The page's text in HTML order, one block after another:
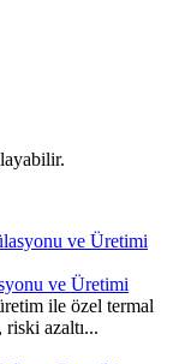
ve Üretimi
ile özel termal
riski azaltı...